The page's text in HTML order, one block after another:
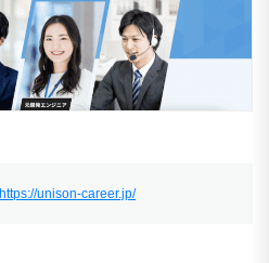
https://unison-career.jp/